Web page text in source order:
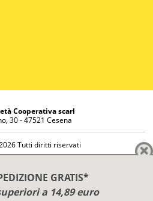
GRATIS*
a 14,89 euro
Cooperativa scarl
30 - 47521 Cesena
Tutti diritti riservati
di reso
Policy